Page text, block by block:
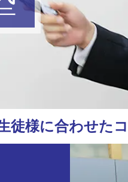
徒様に合わせた